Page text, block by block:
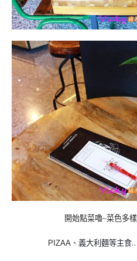
開始點菜嚕~菜色多
PIZAA 、義大利麵等主